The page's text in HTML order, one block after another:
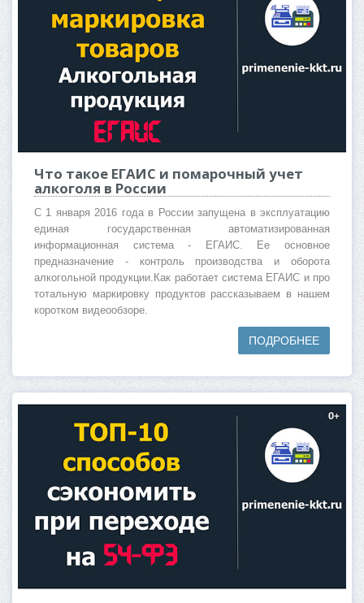
Что такое ЕГАИС и помарочный учет
алкоголя в России
С 1 января 2016 года в России запущена в эксплуатацию
единая государственная автоматизированная
информационная система - ЕГАИС. Ее основное
предназначение - контроль производства и оборота
алкогольной продукции.Как работает система ЕГАИС и про
тотальную маркировку продуктов рассказываем в нашем
коротком видеообзоре.
ПОДРОБНЕЕ